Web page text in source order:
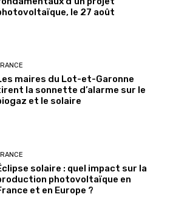
le 27 août
maires du Lot-et-Garonne
la sonnette d’alarme sur le
et le solaire
solaire : quel impact sur la
photovoltaïque en
et en Europe ?